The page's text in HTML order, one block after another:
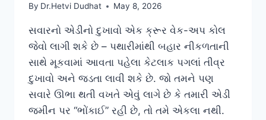
By Dr.Hetvi Dudhat May 8, 2026
સવારનો એડીનો દુખાવો એક ક્રૂર વેક-અપ કોલ
જેવો લાગી શકે છે – પથારીમાંથી બહાર નીકળતાની
સાથે મૂકવામાં આવતા પહેલા કેટલાક પગલાં તીવ્ર
દુખાવો અને જડતા લાવી શકે છે. જો તમને પણ
સવારે ઊભા થતી વખતે એવું લાગે છે કે તમારી એડી
જમીન પર “ભોંકાઈ” રહી છે, તો તમે એકલા નથી.